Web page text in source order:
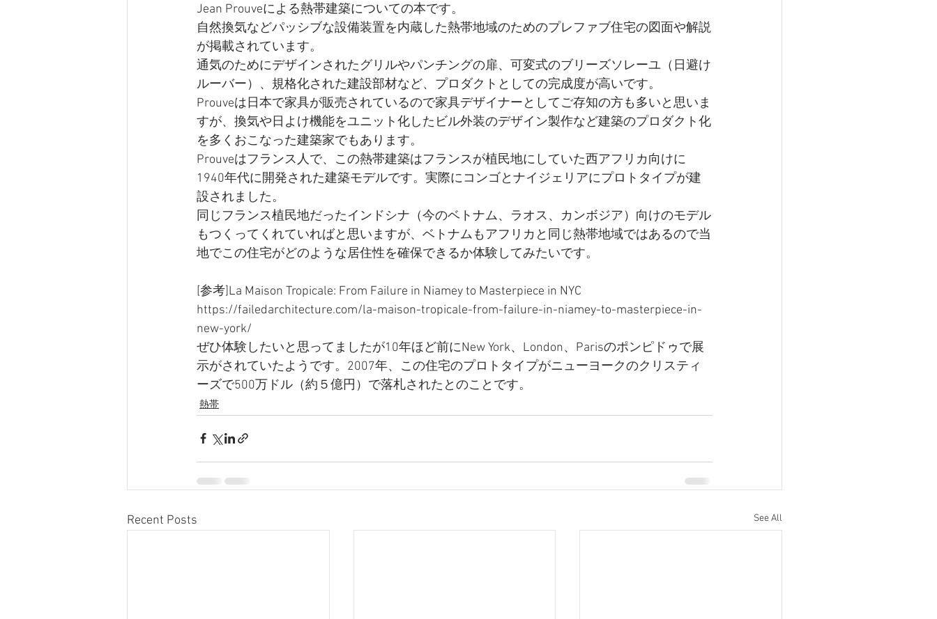
Jean Prouveによる熱帯建築についての本です。
自然換気などパッシブな設備装置を内蔵した熱帯地域のためのプレファブ住宅の図面や解説
が掲載されています。
通気のためにデザインされたグリルやパンチングの扉、可変式のブリーズソレーユ（日避け
ルーバー）、規格化された建設部材など、プロダクトとしての完成度が高いです。
Prouveは日本で家具が販売されているので家具デザイナーとしてご存知の方も多いと思いま
すが、換気や日よけ機能をユニット化したビル外装のデザイン製作など建築のプロダクト化
を多くおこなった建築家でもあります。
Prouveはフランス人で、この熱帯建築はフランスが植民地にしていた西アフリカ向けに
1940年代に開発された建築モデルです。実際にコンゴとナイジェリアにプロトタイプが建
設されました。
同じフランス植民地だったインドシナ（今のベトナム、ラオス、カンボジア）向けのモデル
もつくってくれていればと思いますが、ベトナムもアフリカと同じ熱帯地域ではあるので当
地でこの住宅がどのような居住性を確保できるか体験してみたいです。
[参考]La Maison Tropicale: From Failure in Niamey to Masterpiece in NYC
https://failedarchitecture.com/la-maison-tropicale-from-failure-in-niamey-to-masterpiece-in-
new-york/
ぜひ体験したいと思ってましたが10年ほど前にNew York、London、Parisのポンピドゥで展
示がされていたようです。2007年、この住宅のプロトタイプがニューヨークのクリスティ
ーズで500万ドル（約５億円）で落札されたとのことです。
熱帯
Recent Posts See All